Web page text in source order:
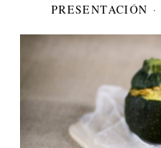
PRESENTACIÓN ·